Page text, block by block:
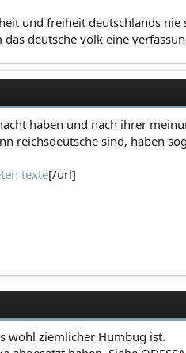
und freiheit deutschlands
deutsche volk eine
haben und nach ihrer
reichsdeutsche sind, haben
texte[/url]
wohl ziemlicher Humbug ist.